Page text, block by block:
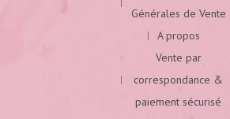
Générales de Vente
A propos
Vente par
correspondance &
paiement sécurisé